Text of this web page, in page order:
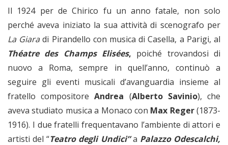
Il 1924 per de Chirico fu un anno fatale, non solo
perché aveva iniziato la sua attività di scenografo per
La Giaradi Pirandello con musica di Casella, a Parigi, al
Théatre des Champs Elisées, poiché trovandosi di
nuovo a Roma, sempre in quell’anno, continuò a
seguire gli eventi musicali d’avanguardia insieme al
fratello compositoreAndrea (Alberto Savinio), che
aveva studiato musica a Monaco con Max Reger(1873-
1916). I due fratelli frequentavano l’ambiente di attori e
artisti del “Teatro degli Undici”a Palazzo Odescalchi,